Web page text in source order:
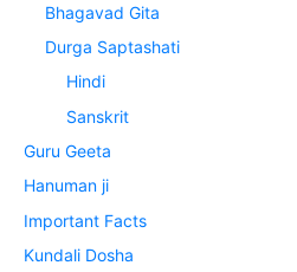
Bhagavad Gita
Durga Saptashati
Hindi
Sanskrit
Guru Geeta
Hanuman ji
Important Facts
Kundali Dosha